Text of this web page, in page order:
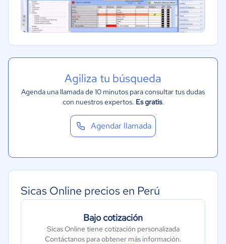
Agiliza tu búsqueda
Agenda una llamada de 10 minutos para consultar tus dudas
con nuestros expertos. Es gratis.
Agendar llamada
Sicas Online precios en Perú
Bajo cotización
Sicas Online tiene cotización personalizada
Contáctanos para obtener más información.